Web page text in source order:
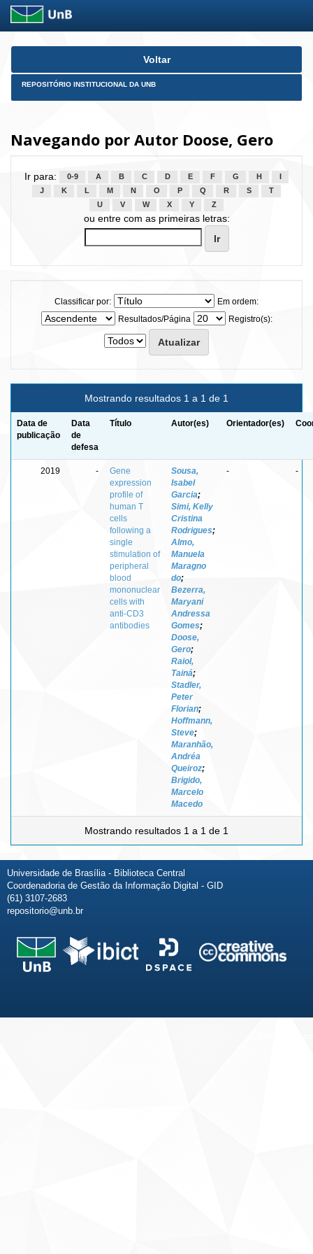
Skip
Voltar
REPOSITÓRIO INSTITUCIONAL DA UNB
Navegando por Autor Doose, Gero
Ir para: 0-9 A B C D E F G H
J
K L M N O P Q R S
T
U
V W X Y Z
ou entre com as primeiras letras:
Classificar por:
Em ordem:
Resultados/Página
Registro(s):
Mostrando resultados 1 a 1 de 1
Data de
publicação
Data
de
defesa
Título Autor(es) Orientador(es)
2019 -
Gene
expression
profile of
human T
cells
following a
single
stimulation of
peripheral
blood
mononuclear
cells with
anti-CD3
antibodies
Sousa,
Isabel
Garcia;
Simi, Kelly
Cristina
Rodrigues;
Almo,
Manuela
Maragno
do;
Bezerra,
Maryani
Andressa
Gomes;
Doose,
Gero;
Raiol,
Tainá;
Stadler,
Peter
Florian;
Hoffmann,
Steve;
Maranhão,
Andréa
Queiroz;
Brigido,
Marcelo
Macedo
- -
Mostrando resultados 1 a 1 de 1
Universidade de Brasília - Biblioteca Central
Coordenadoria de Gestão da Informação Digital - GID
(61) 3107-2683
repositorio@unb.br